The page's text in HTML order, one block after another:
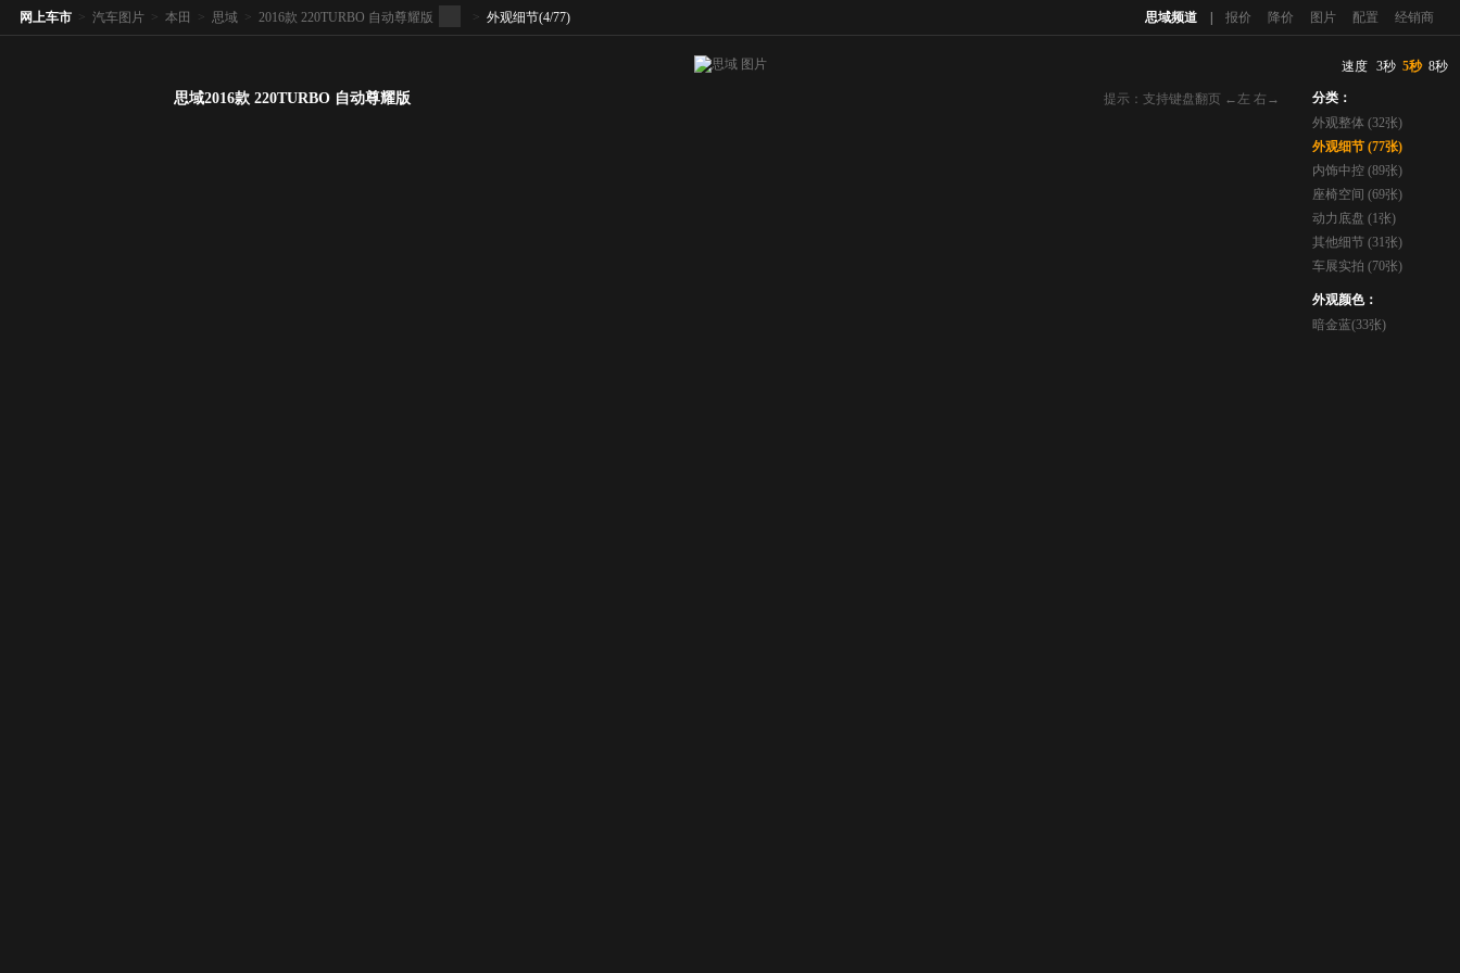
思域频道 报价 降价 图片 配置 经销商
网上车市 > 汽车图片 > 本田 > 思域 > 2016款 220TURBO 自动尊耀版 > 外观细节(4/77)
提示：支持键盘翻页 ←左 右→
思域2016款 220TURBO 自动尊耀版
速度 3秒 5秒 8秒
分类：
外观整体 (32张)
外观细节 (77张)
内饰中控 (89张)
座椅空间 (69张)
动力底盘 (1张)
其他细节 (31张)
车展实拍 (70张)
外观颜色：
暗金蓝(33张)